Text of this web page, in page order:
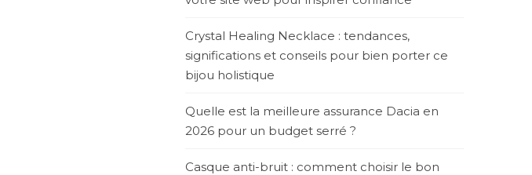
Crystal Healing Necklace : tendances,
significations et conseils pour bien porter ce
bijou holistique
Quelle est la meilleure assurance Dacia en
2026 pour un budget serré ?
Casque anti-bruit : comment choisir le bon